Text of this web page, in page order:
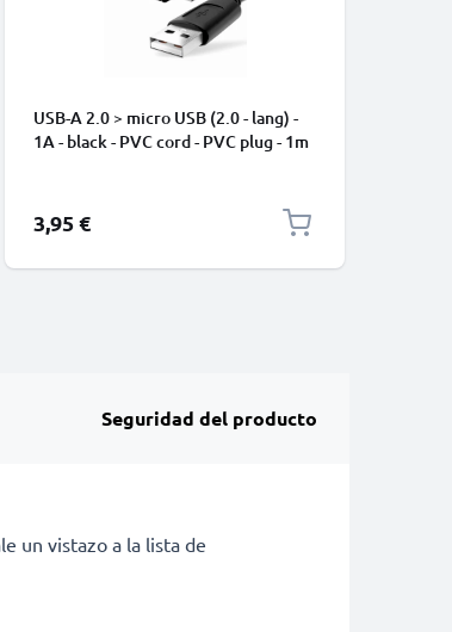
USB-A 2.0 > micro USB (2.0 - lang) -
1A - black - PVC cord - PVC plug - 1m
3,95 €
Seguridad del producto
un vistazo a la lista de